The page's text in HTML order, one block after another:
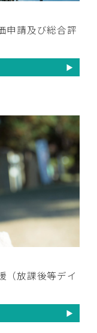
申請及び総合評
（放課後等デイ